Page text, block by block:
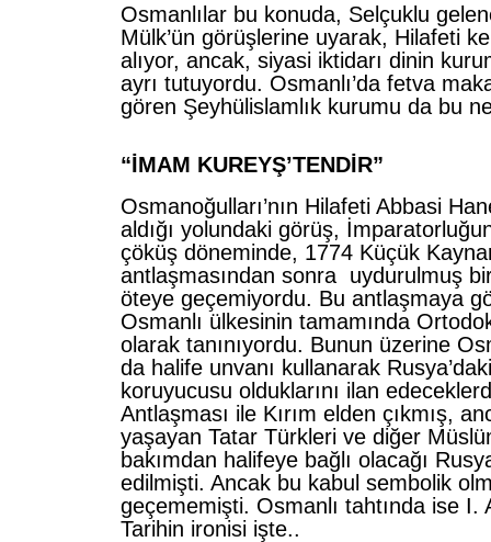
Osmanlılar bu konuda, Selçuklu
Mülk’ün görüşlerine uyarak, Hilafeti
alıyor, ancak, siyasi iktidarı dinin
ayrı tutuyordu. Osmanlı’da fetva
gören Şeyhülislamlık kurumu da bu
“İMAM KUREYŞ’TENDİR”
Osmanoğulları’nın Hilafeti Abbasi
aldığı yolundaki görüş,
çöküş döneminde, 1774 Küçük
antlaşmasından sonra uydurulmuş
öteye geçemiyordu. Bu antlaşmaya
Osmanlı ülkesinin tamamında
olarak tanınıyordu. Bunun üzerine
da halife unvanı kullanarak
koruyucusu olduklarını ilan
Antlaşması ile Kırım elden çıkmış,
yaşayan Tatar Türkleri ve diğer
bakımdan halifeye bağlı olacağı
edilmişti. Ancak bu kabul sembolik
geçememişti. Osmanlı tahtında ise I.
Tarihin ironisi işte..